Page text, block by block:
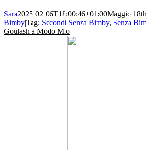
Sara2025-02-06T18:00:46+01:00Maggio
Bimby|Tag: Secondi Senza Bimby, Senza
Goulash a Modo Mio